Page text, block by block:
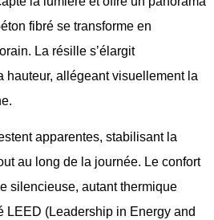
fibré se transforme en
La résille s’élargit
hauteur, allégeant visuellement la
apparentes, stabilisant la
au long de la journée. Le confort
silencieuse, autant thermique
LEED (Leadership in Energy and